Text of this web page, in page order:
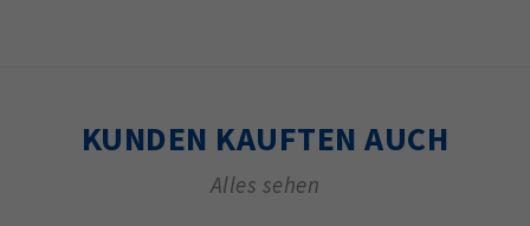
KUNDEN KAUFTEN AUCH
Alles sehen